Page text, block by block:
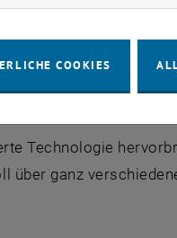
an die
haben. Dort
Trost und Rat
tauschen oder
Technologie
über ganz
COOKIES